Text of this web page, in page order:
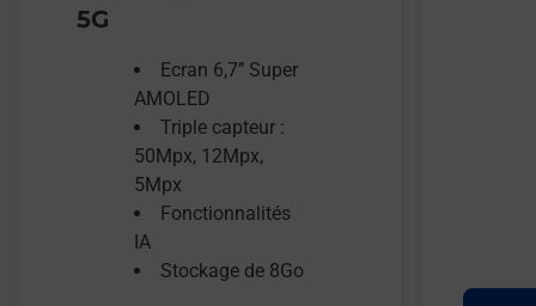
5G
Ecran 6,7’’ Super
AMOLED
Triple capteur :
50Mpx, 12Mpx,
5Mpx
Fonctionnalités
IA
Stockage de 8Go